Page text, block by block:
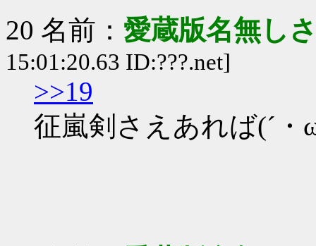
20 名前： 愛蔵版名無し
15:01:20.63 ID:???.net]
>>19
征嵐剣さえあれば(´・